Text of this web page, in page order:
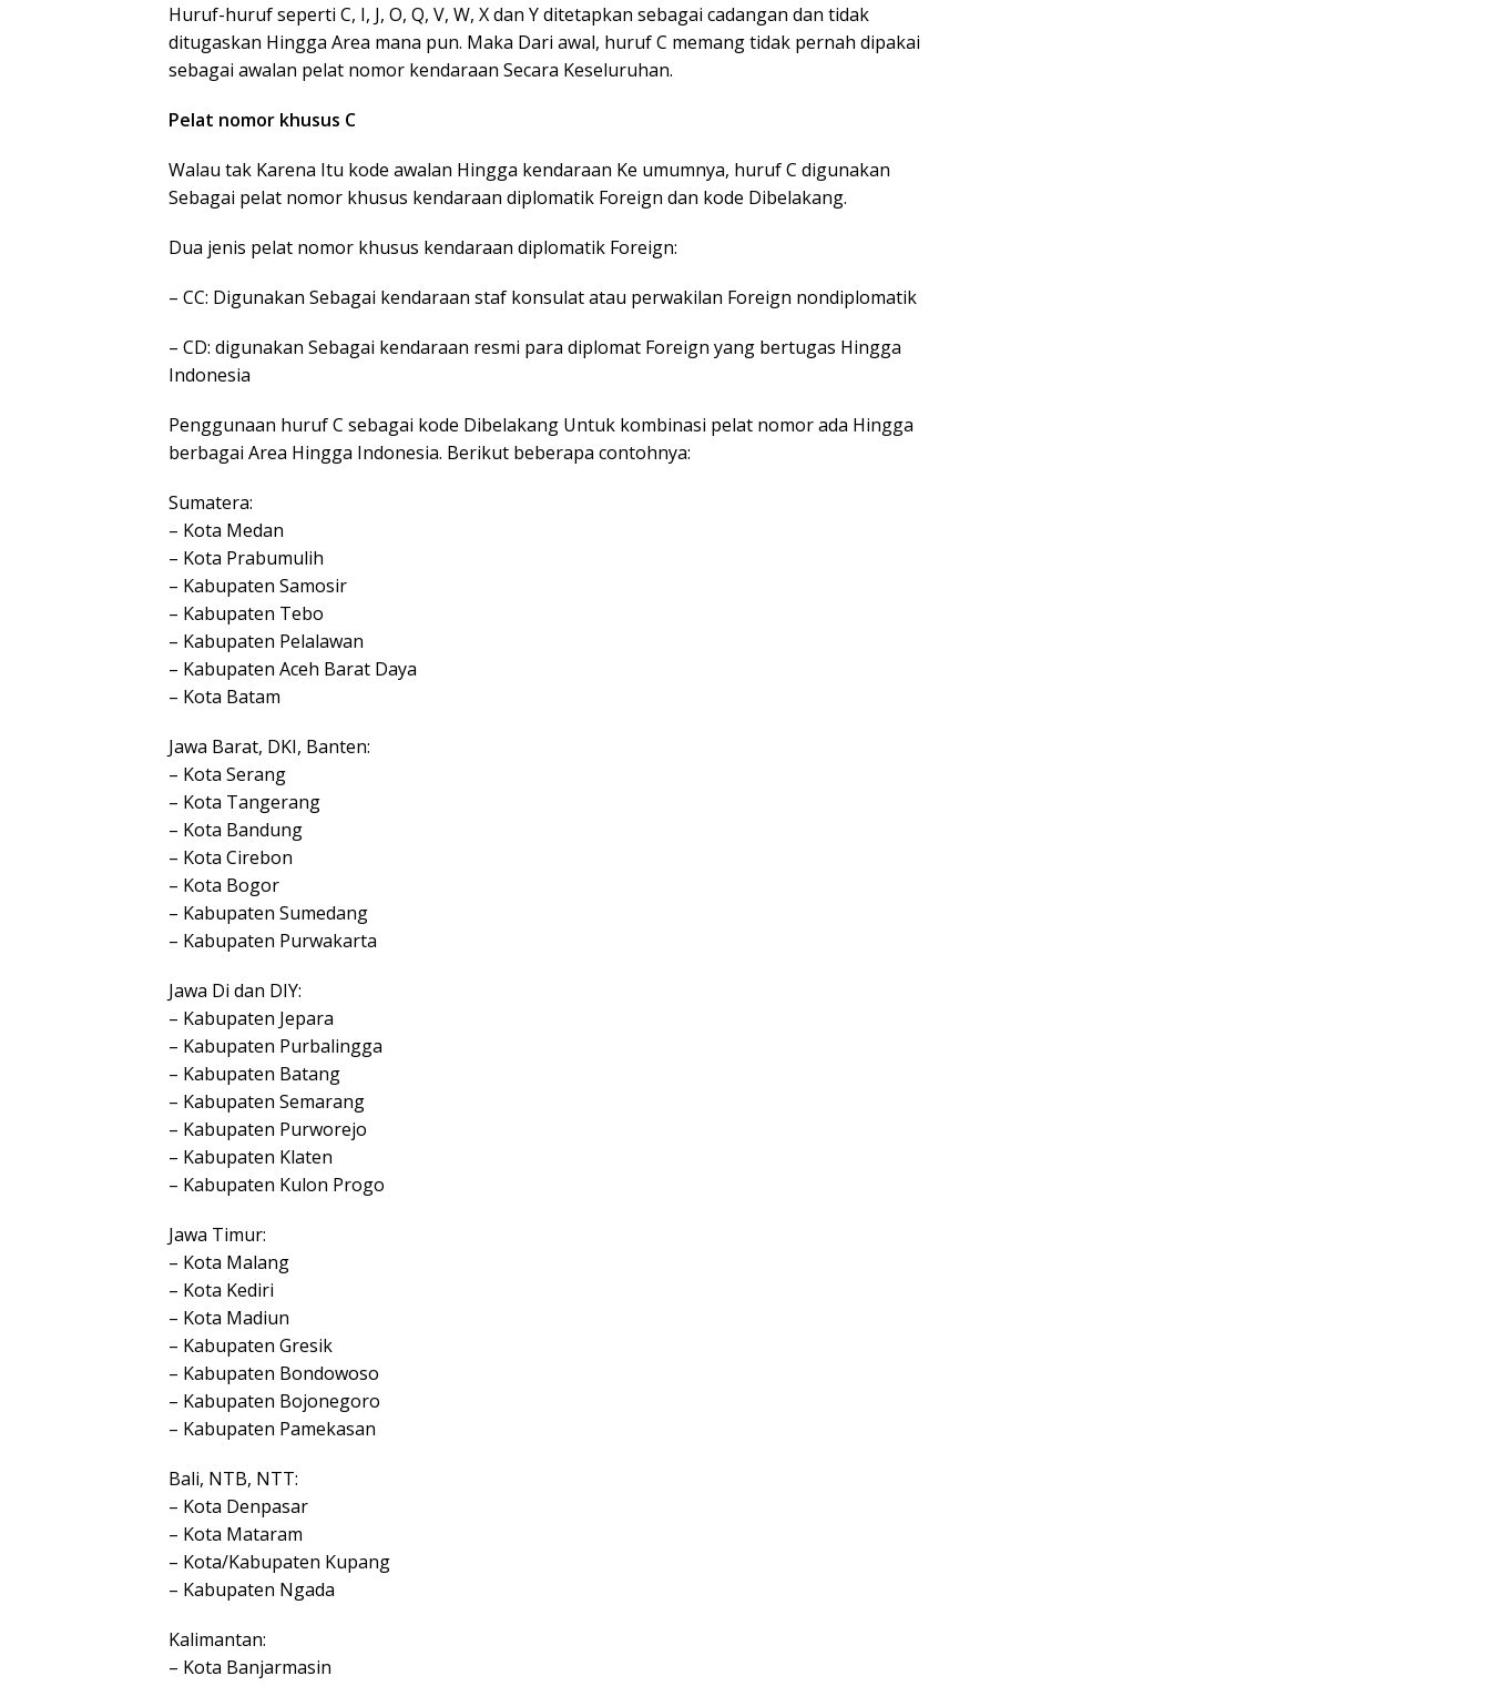
Huruf-huruf seperti C, I, J, O, Q, V, W, X dan Y ditetapkan sebagai cadangan dan tidak
ditugaskan Hingga Area mana pun. Maka Dari awal, huruf C memang tidak pernah dipakai
sebagai awalan pelat nomor kendaraan Secara Keseluruhan.
Pelat nomor khusus C
Walau tak Karena Itu kode awalan Hingga kendaraan Ke umumnya, huruf C digunakan
Sebagai pelat nomor khusus kendaraan diplomatik Foreign dan kode Dibelakang.
Dua jenis pelat nomor khusus kendaraan diplomatik Foreign:
– CC: Digunakan Sebagai kendaraan staf konsulat atau perwakilan Foreign nondiplomatik
– CD: digunakan Sebagai kendaraan resmi para diplomat Foreign yang bertugas Hingga
Indonesia
Penggunaan huruf C sebagai kode Dibelakang Untuk kombinasi pelat nomor ada Hingga
berbagai Area Hingga Indonesia. Berikut beberapa contohnya:
Sumatera:
– Kota Medan
– Kota Prabumulih
– Kabupaten Samosir
– Kabupaten Tebo
– Kabupaten Pelalawan
– Kabupaten Aceh Barat Daya
– Kota Batam
Jawa Barat, DKI, Banten:
– Kota Serang
– Kota Tangerang
– Kota Bandung
– Kota Cirebon
– Kota Bogor
– Kabupaten Sumedang
– Kabupaten Purwakarta
Jawa Di dan DIY:
– Kabupaten Jepara
– Kabupaten Purbalingga
– Kabupaten Batang
– Kabupaten Semarang
– Kabupaten Purworejo
– Kabupaten Klaten
– Kabupaten Kulon Progo
Jawa Timur:
– Kota Malang
– Kota Kediri
– Kota Madiun
– Kabupaten Gresik
– Kabupaten Bondowoso
– Kabupaten Bojonegoro
– Kabupaten Pamekasan
Bali, NTB, NTT:
– Kota Denpasar
– Kota Mataram
– Kota/Kabupaten Kupang
– Kabupaten Ngada
Kalimantan:
– Kota Banjarmasin